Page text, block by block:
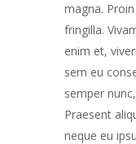
magna.
fringilla.
enim et,
sem eu
semper
Praesent
neque eu